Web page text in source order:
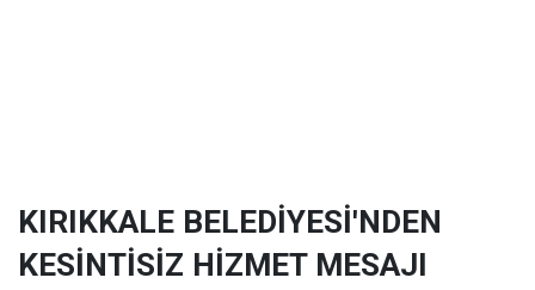
KIRIKKALE BELEDİYESİ'NDEN
KESİNTİSİZ HİZMET MESAJI